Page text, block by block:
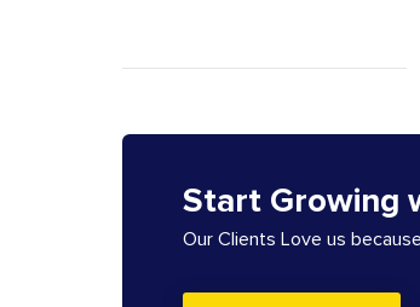
Start Growing
Our Clients Love us